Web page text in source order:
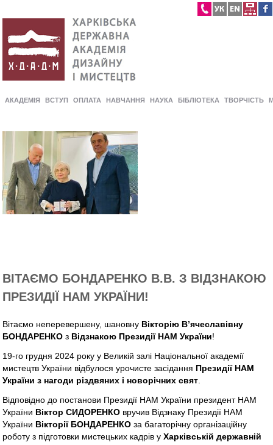
АКАДЕМІЯ ВСТУП ОПЛАТА НАВЧАННЯ НАУКА БІБЛІОТЕКА ТВОРЧІСТЬ
ВІТАЄМО БОНДАРЕНКО В.В. З ВІДЗНАКОЮ
ПРЕЗИДІЇ НАМ УКРАЇНИ!
Вітаємо неперевершену, шановну Вікторію В’ячеславівну
БОНДАРЕНКО з Відзнакою Президії НАМ України!
19-го грудня 2024 року у Великій залі Національної академії
мистецтв України відбулося урочисте засідання Президії НАМ
України з нагоди різдвяних і новорічних свят.
Відповідно до постанови Президії НАМ України президент НАМ
України Віктор СИДОРЕНКО вручив Відзнаку Президії НАМ
України Вікторії БОНДАРЕНКО за багаторічну організаційну
роботу з підготовки мистецьких кадрів уХарківській державній